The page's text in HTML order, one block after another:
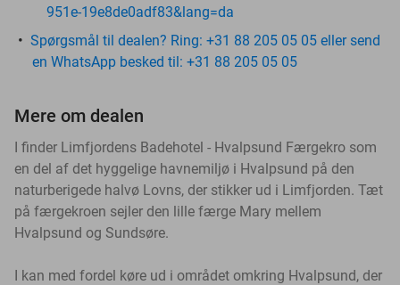
951e-19e8de0adf83&lang=da
Spørgsmål til dealen? Ring: +31 88 205 05 05 eller send
en WhatsApp besked til: +31 88 205 05 05
Mere om dealen
I finder Limfjordens Badehotel - Hvalpsund Færgekro som
en del af det hyggelige havnemiljø i Hvalpsund på den
naturberigede halvø Lovns, der stikker ud i Limfjorden. Tæt
på færgekroen sejler den lille færge Mary mellem
Hvalpsund og Sundsøre.
I kan med fordel køre ud i området omkring Hvalpsund, der